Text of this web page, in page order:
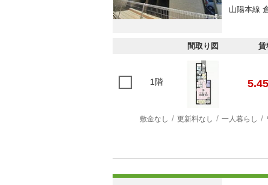
山陽本線
間取り図 賃
1階 5.45
敷金なし 更新料なし 一人暮らし